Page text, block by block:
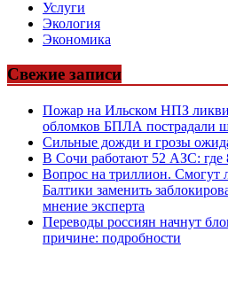
Услуги
Экология
Экономика
Свежие записи
Пожар на Ильском НПЗ
обломков БПЛА пострадали
Сильные дожди и грозы
В Сочи работают 52 АЗС: где
Вопрос на триллион. Смогут
Балтики заменить
мнение эксперта
Переводы россиян начнут
причине: подробности